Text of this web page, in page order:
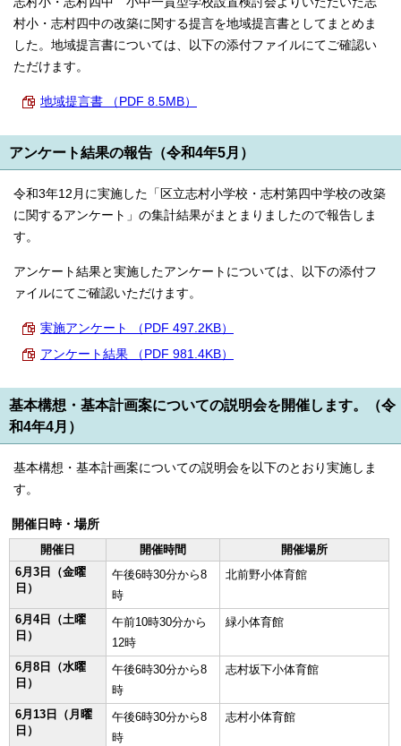
村小・志村四中の改築に関する提言を地域提言書としてまとめま
した。地域提言書については、以下の添付ファイルにてご確認い
ただけます。
地域提言書 （PDF 8.5MB）
アンケート結果の報告（令和4年5月）
令和3年12月に実施した「区立志村小学校・志村第四中学校の改築
に関するアンケート」の集計結果がまとまりましたので報告しま
す。
アンケート結果と実施したアンケートについては、以下の添付フ
ァイルにてご確認いただけます。
実施アンケート （PDF 497.2KB）
アンケート結果 （PDF 981.4KB）
基本構想・基本計画案についての説明会を開催します。（令
和4年4月）
基本構想・基本計画案についての説明会を以下のとおり実施しま
す。
開催日時・場所
開催日
開催時間
開催場所
6月3日（金曜
日）
午後6時30分から8
時
北前野小体育館
6月4日（土曜
日）
午前10時30分から
12時
緑小体育館
6月8日（水曜
日）
午後6時30分から8
時
志村坂下小体育館
6月13日（月曜
日）
午後6時30分から8
時
志村小体育館